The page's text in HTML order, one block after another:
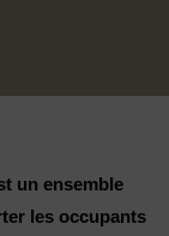
un ensemble
les occupants